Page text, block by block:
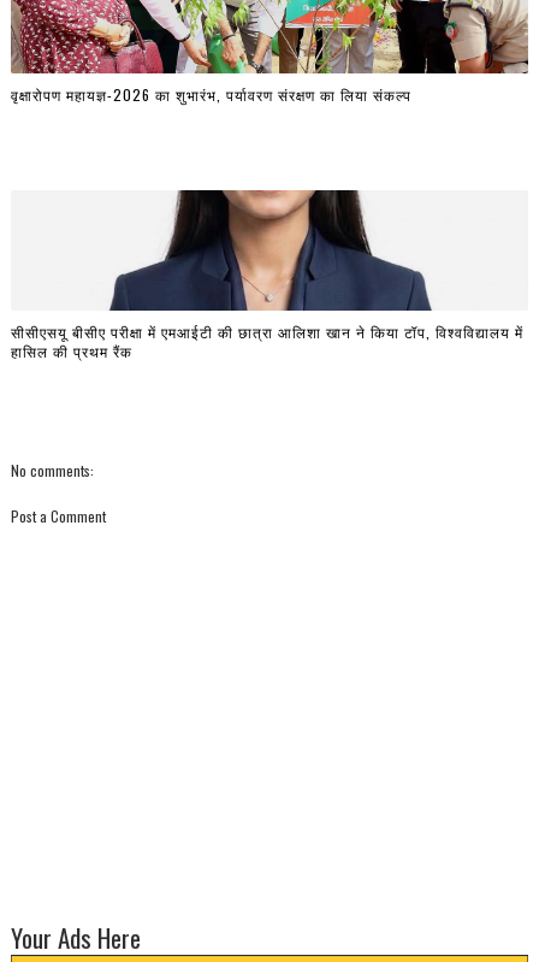
वृक्षारोपण महायज्ञ-2026 का शुभारंभ, पर्यावरण संरक्षण का लिया संकल्प
सीसीएसयू बीसीए परीक्षा में एमआईटी की छात्रा आलिशा खान ने किया टॉप, विश्वविद्यालय में
हासिल की प्रथम रैंक
No comments:
Post a Comment
Your Ads Here